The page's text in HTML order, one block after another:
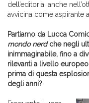
dell’editoria, anche
avvicina come aspirante
Partiamo da Lucca
mondo nerdche negli
inimmaginabile, fino a
rilevanti a livello
prima di questa
degli anni?